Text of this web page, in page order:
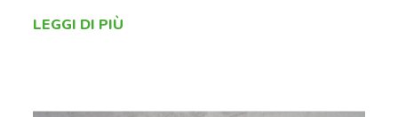
LEGGI DI PIÙ